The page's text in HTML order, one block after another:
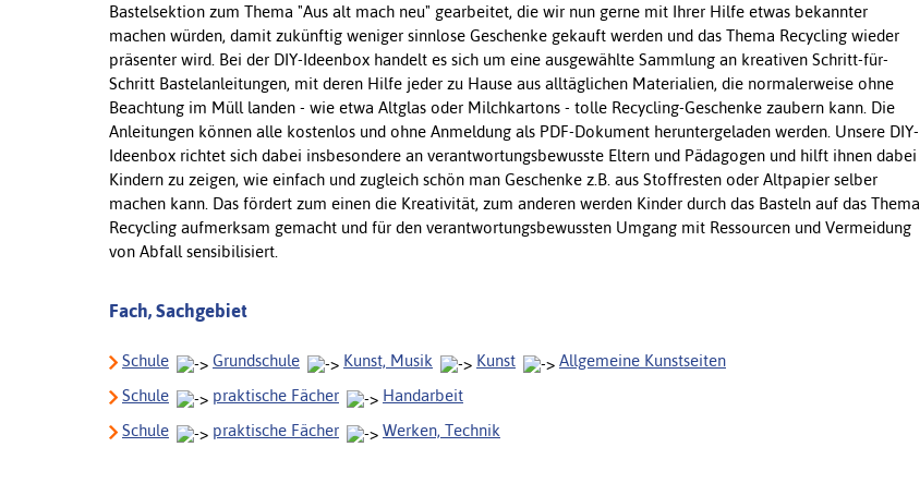
Bastelsektion zum Thema "Aus alt mach neu" gearbeitet, die wir nun gerne mit Ihrer Hilfe etwas bekannter
machen würden, damit zukünftig weniger sinnlose Geschenke gekauft werden und das Thema Recycling wieder
präsenter wird. Bei der DIY-Ideenbox handelt es sich um eine ausgewählte Sammlung an kreativen Schritt-für-
Schritt Bastelanleitungen, mit deren Hilfe jeder zu Hause aus alltäglichen Materialien, die normalerweise ohne
Beachtung im Müll landen - wie etwa Altglas oder Milchkartons - tolle Recycling-Geschenke zaubern kann. Die
Anleitungen können alle kostenlos und ohne Anmeldung als PDF-Dokument heruntergeladen werden. Unsere DIY-
Ideenbox richtet sich dabei insbesondere an verantwortungsbewusste Eltern und Pädagogen und hilft ihnen dabei
Kindern zu zeigen, wie einfach und zugleich schön man Geschenke z.B. aus Stoffresten oder Altpapier selber
machen kann. Das fördert zum einen die Kreativität, zum anderen werden Kinder durch das Basteln auf das Thema
Recycling aufmerksam gemacht und für den verantwortungsbewussten Umgang mit Ressourcen und Vermeidung
von Abfall sensibilisiert.
Fach, Sachgebiet
Schule Grundschule Kunst, Musik Kunst
Allgemeine Kunstseiten
Schule
praktische Fächer
Handarbeit
Schule
praktische Fächer Werken, Technik